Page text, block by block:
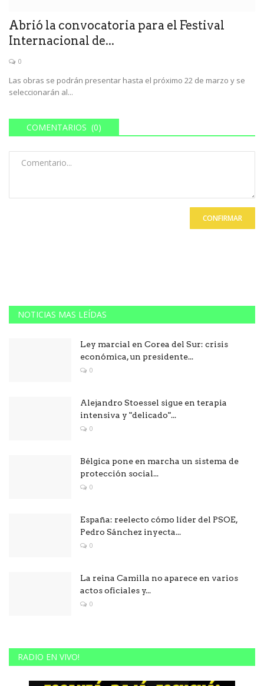
Abrió la convocatoria para el Festival
Internacional de...
0
Las obras se podrán presentar hasta el próximo 22 de marzo y se
seleccionarán al...
COMENTARIOS (0)
CONFIRMAR
NOTICIAS MAS LEÍDAS
Ley marcial en Corea del Sur: crisis
económica, un presidente...
0
Alejandro Stoessel sigue en terapia
intensiva y "delicado"...
0
Bélgica pone en marcha un sistema de
protección social...
0
España: reelecto cómo líder del PSOE,
Pedro Sánchez inyecta...
0
La reina Camilla no aparece en varios
actos oficiales y...
0
RADIO EN VIVO!